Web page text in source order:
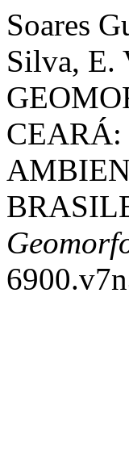
Soares
Silva, E.
CEARÁ: